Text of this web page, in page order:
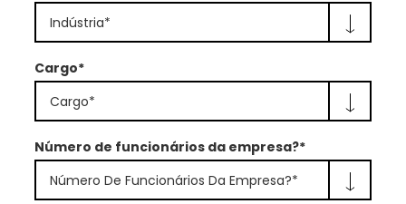
Indústria*
Cargo*
Cargo*
Número de funcionários da empresa?*
Número De Funcionários Da Empresa?*